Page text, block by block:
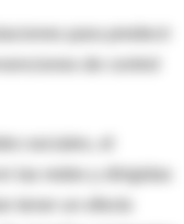
para predecir
sociales, el
las redes y dirigidas
tener un efecto